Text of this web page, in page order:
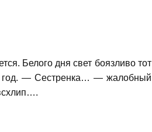
Белого дня свет боязливо тот
год. — Сестренка… — жалобный